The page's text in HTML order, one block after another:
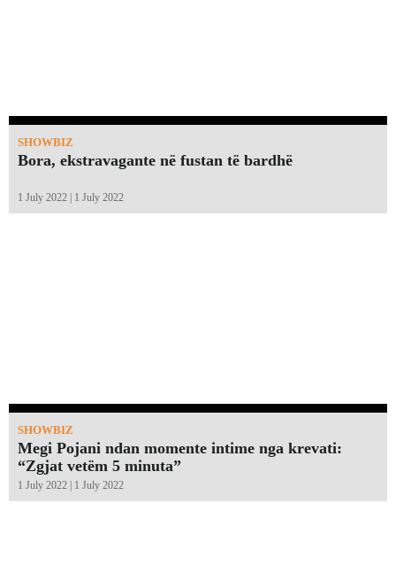
SHOWBIZ
Bora, ekstravagante në fustan të bardhë
1 July 2022 | 1 July 2022
SHOWBIZ
Megi Pojani ndan momente intime nga krevati:
“Zgjat vetëm 5 minuta”￼
1 July 2022 | 1 July 2022